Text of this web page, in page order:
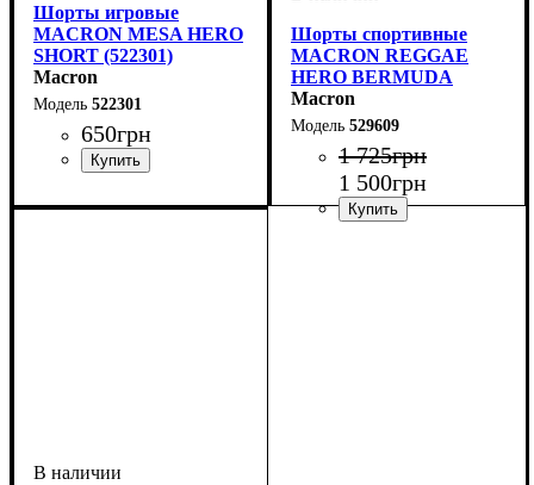
Шорты игровые
MACRON MESA HERO
SHORT (522301)
Macron
522301
650грн
Шорты спортивные
MACRON REGGAE
HERO BERMUDA
(529609)
Macron
529609
1 725грн
1 500грн